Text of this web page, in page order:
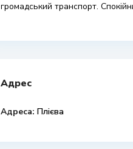
громадський транспорт.
Адрес
Адреса: Плієва